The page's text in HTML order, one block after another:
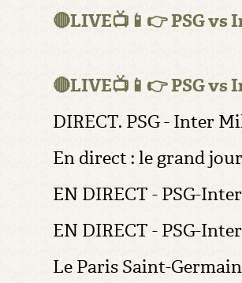
🔴LIVE📺📱👉 PSG vs
🔴LIVE📺📱👉 PSG
DIRECT. PSG - Inter
En direct : le grand
EN DIRECT - PSG-
EN DIRECT - PSG-
Le Paris Saint-